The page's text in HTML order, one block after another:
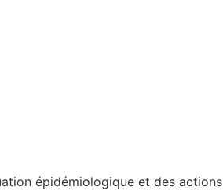
épidémiologique et des actions